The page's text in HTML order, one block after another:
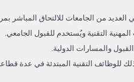
التقنية ويُستخدم للقبول الجامعي.
والمسارات الدولية.
للوظائف التقنية المبتدئة في عدة